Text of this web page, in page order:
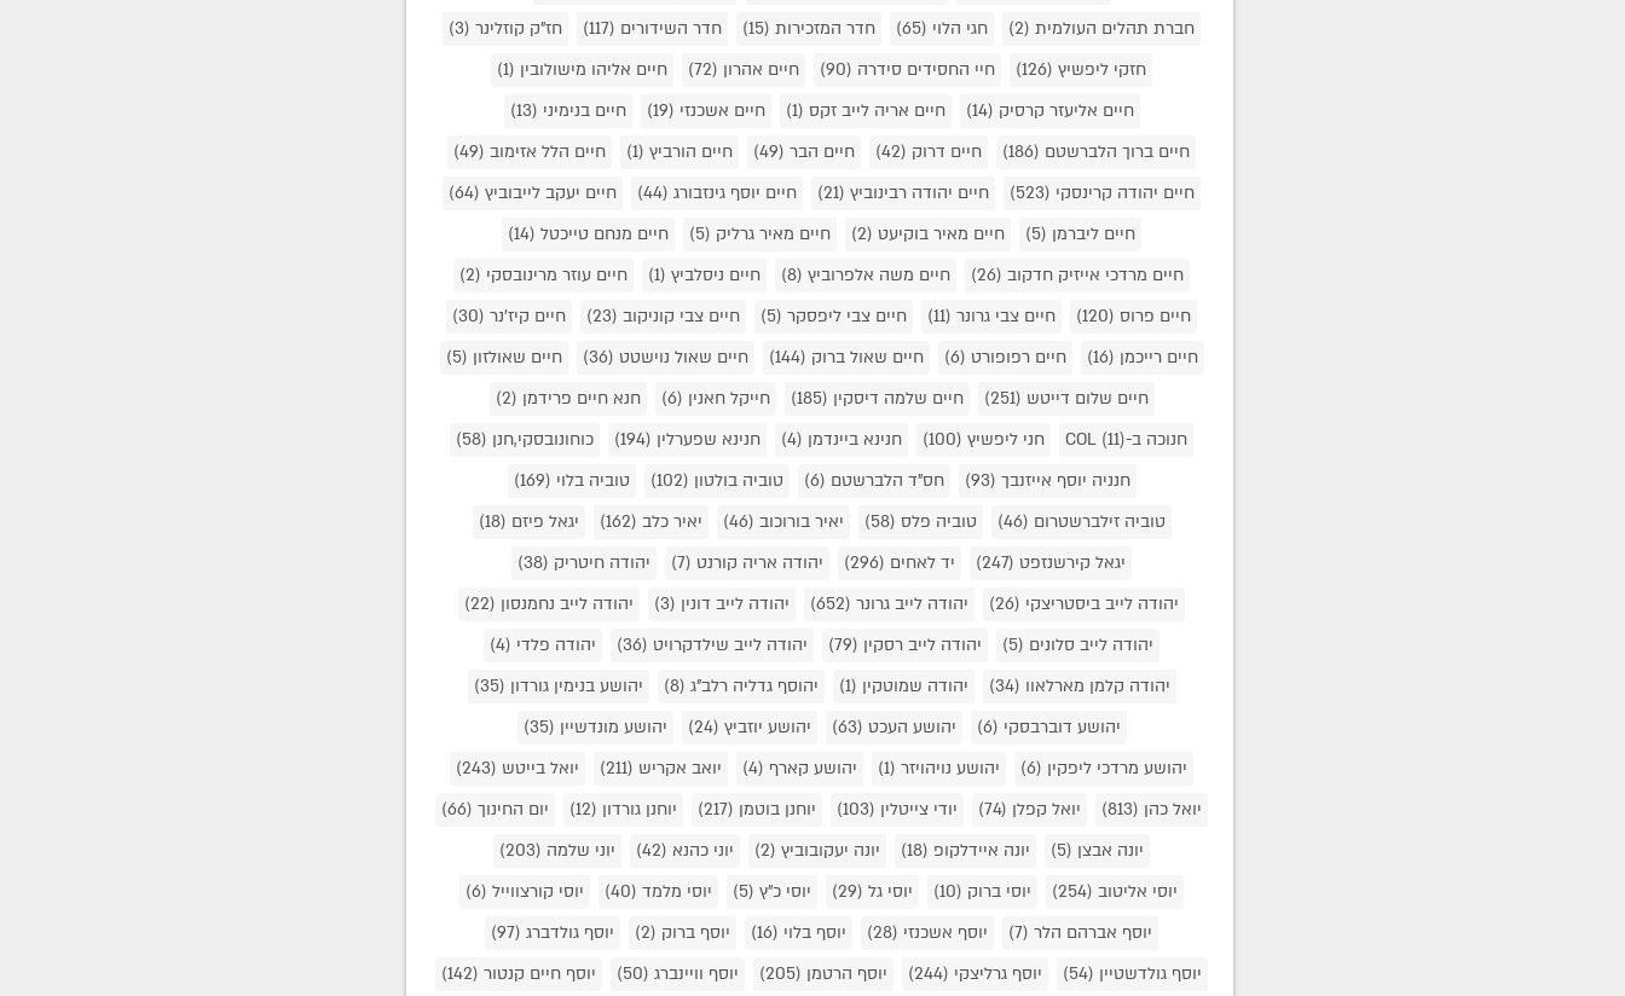
חברת תהלים העולמית (2) חגי הלוי (65) חדר המזכירות (15) חדר השידורים (117) חז"ק קוזלינר (3)
חזקי ליפשיץ (126) חיי החסידים סידרה (90) חיים אהרון (72) חיים אליהו מישולובין (1)
חיים אליעזר קרסיק (14) חיים אריה לייב זקס (1) חיים אשכנזי (19) חיים בנימיני (13)
חיים ברוך הלברשטם (186) חיים דרוק (42) חיים הבר (49) חיים הורביץ (1) חיים הלל אזימוב (49)
חיים יהודה קרינסקי (523) חיים יהודה רבינוביץ (21) חיים יוסף גינזבורג (44) חיים יעקב לייבוביץ (64)
חיים ליברמן (5) חיים מאיר בוקיעט (2) חיים מאיר גרליק (5) חיים מנחם טייכטל (14)
חיים מרדכי אייזיק חדקוב (26) חיים משה אלפרוביץ (8) חיים ניסלביץ (1) חיים עוזר מרינובסקי (2)
חיים פרוס (120) חיים צבי גרונר (11) חיים צבי ליפסקר (5) חיים צבי קוניקוב (23) חיים קיז'נר (30)
חיים רייכמן (16) חיים רפופורט (6) חיים שאול ברוק (144) חיים שאול נוישטט (36) חיים שאולזון (5)
חיים שלום דייטש (251) חיים שלמה דיסקין (185) חייקל חאנין (6) חנא חיים פרידמן (2)
חנוכה ב-COL(11) חני ליפשיץ (100) חנינא ביינדמן (4) חנינא שפערלין (194) כוחונובסקי,חנן (58)
חנניה יוסף אייזנבך (93) חס"ד הלברשטם (6) טוביה בולטון (102) טוביה בלוי (169)
טוביה זילברשטרום (46) טוביה פלס (58) יאיר בורוכוב (46) יאיר כלב (162) יגאל פיזם (18)
יגאל קירשנזפט (247) יד לאחים (296) יהודה אריה קורנט (7) יהודה חיטריק (38)
יהודה לייב ביסטריצקי (26) יהודה לייב גרונר (652) יהודה לייב דונין (3) יהודה לייב נחמנסון (22)
יהודה לייב סלונים (5) יהודה לייב רסקין (79) יהודה לייב שילדקרויט (36) יהודה פלדי (4)
יהודה קלמן מארלאוו (34) יהודה שמוטקין (1) יהוסף גדליה רלב"ג (8) יהושע בנימין גורדון (35)
יהושע דוברבסקי (6) יהושע העכט (63) יהושע יוזביץ (24) יהושע מונדשיין (35)
יהושע מרדכי ליפקין (6) יהושע נויהויזר (1) יהושע קארף (4) יואב אקריש (211) יואל בייטש (243)
יואל כהן (813) יואל קפלן (74) יודי צייטלין (103) יוחנן בוטמן (217) יוחנן גורדון (12) יום החינוך (66)
יונה אבצן (5) יונה איידלקופ (18) יונה יעקובוביץ (2) יוני כהנא (42) יוני שלמה (203)
יוסי אליטוב (254) יוסי ברוק (10) יוסי גל (29) יוסי כ"ץ (5) יוסי מלמד (40) יוסי קורצווייל (6)
יוסף אברהם הלר (7) יוסף אשכנזי (28) יוסף בלוי (16) יוסף ברוק (2) יוסף גולדברג (97)
יוסף גולדשטיין (54) יוסף גרליצקי (244) יוסף הרטמן (205) יוסף וויינברג (50) יוסף חיים קנטור (142)